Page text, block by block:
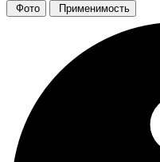
Фото Применимость